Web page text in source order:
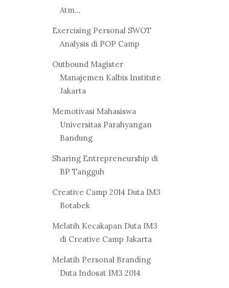
Atm...
Exercising Personal SWOT
Analysis di POP Camp
Outbound Magister
Manajemen Kalbis Institute
Jakarta
Memotivasi Mahasiswa
Universitas Parahyangan
Bandung
Sharing Entrepreneurship di
BP Tangguh
Creative Camp 2014 Duta IM3
Botabek
Melatih Kecakapan Duta IM3
di Creative Camp Jakarta
Melatih Personal Branding
Duta Indosat IM3 2014